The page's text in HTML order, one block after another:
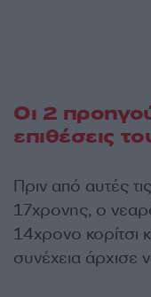
Οι 2
επιθέσεις
Πριν από αυτές
17χρονης, ο
14χρονο κορίτσι
συνέχεια άρχισε